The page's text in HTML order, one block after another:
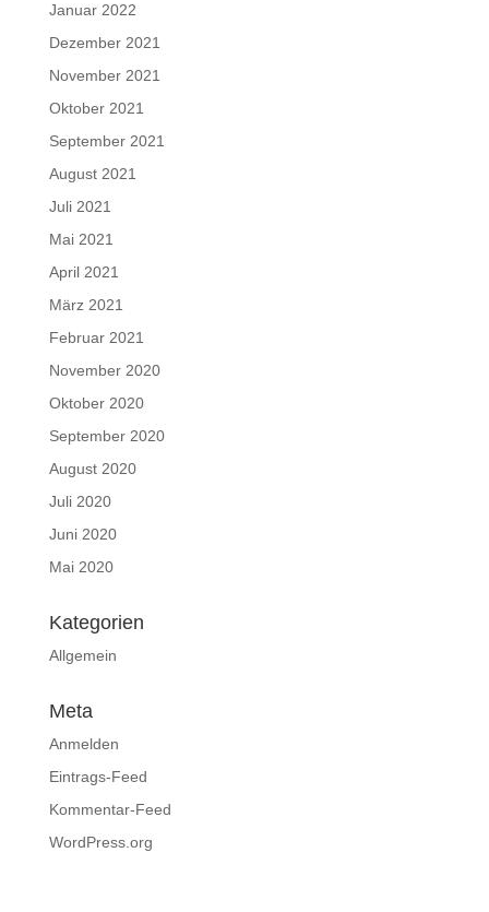
Januar 2022
Dezember 2021
November 2021
Oktober 2021
September 2021
August 2021
Juli 2021
Mai 2021
April 2021
März 2021
Februar 2021
November 2020
Oktober 2020
September 2020
August 2020
Juli 2020
Juni 2020
Mai 2020
Kategorien
Allgemein
Meta
Anmelden
Eintrags-Feed
Kommentar-Feed
WordPress.org